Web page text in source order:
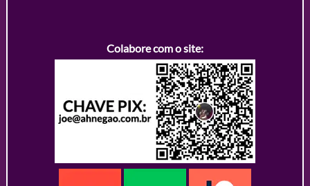
Colabore com o site: